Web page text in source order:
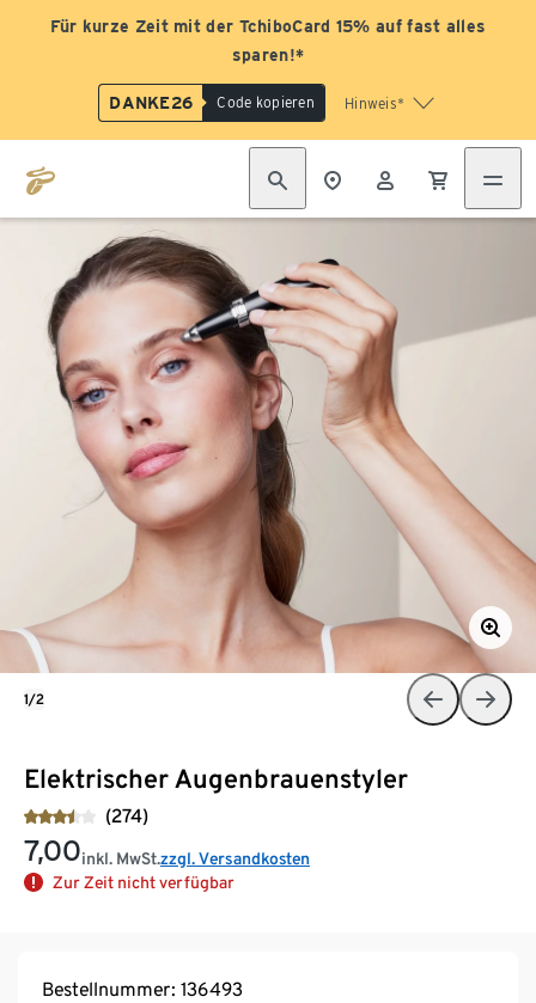
Für kurze Zeit mit der TchiboCard 15% auf fast alles
sparen!*
DANKE26 Code kopieren Hinweis*
Elektrischer Augenbrauenstyler
(274)
7,00inkl. MwSt.zzgl. Versandkosten
Zur Zeit nicht verfügbar
1/2
Bestellnummer: 136493